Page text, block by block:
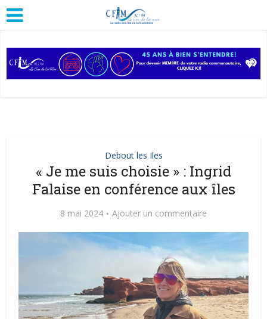
Debout les Iles
« Je me suis choisie » : Ingrid
Falaise en conférence aux îles
8 mai 2024 Ajouter un commentaire